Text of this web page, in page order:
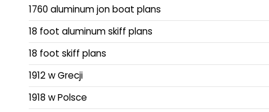
1760 aluminum jon boat plans
18 foot aluminum skiff plans
18 foot skiff plans
1912 w Grecji
1918 w Polsce